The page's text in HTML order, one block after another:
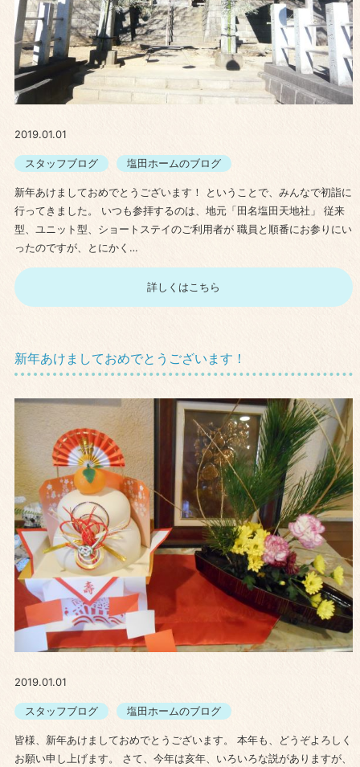
2019.01.01
スタッフブログ 塩田ホームのブログ
新年あけましておめでとうございます！ ということで、みんなで初詣に
行ってきました。 いつも参拝するのは、地元「田名塩田天地社」 従来
型、ユニット型、ショートステイのご利用者が 職員と順番にお参りにい
ったのですが、とにかく…
詳しくはこちら
新年あけましておめでとうございます！
2019.01.01
スタッフブログ 塩田ホームのブログ
皆様、新年あけましておめでとうございます。 本年も、どうぞよろしく
お願い申し上げます。 さて、今年は亥年、いろいろな説がありますが、